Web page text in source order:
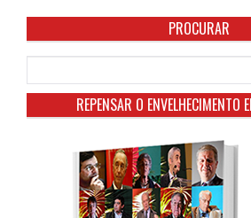
PROCURAR
REPENSAR O ENVELHECIMENTO